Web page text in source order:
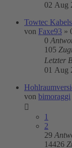
02 Aug
Towtec
von Faxe93 »
0
105
Letzter
01 Aug
von bimoraggi
1
2
29
14426